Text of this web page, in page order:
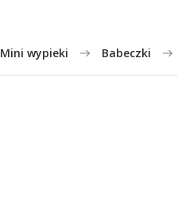
Mini wypieki Babeczki